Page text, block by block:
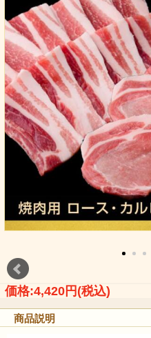
価格:4,420円(税込)
商品説明